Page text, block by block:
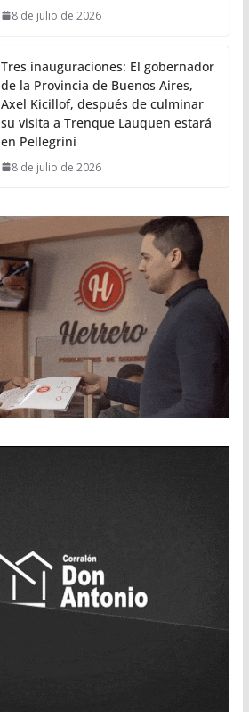
8 de julio de 2026
Tres inauguraciones: El gobernador
de la Provincia de Buenos Aires,
Axel Kicillof, después de culminar
su visita a Trenque Lauquen estará
en Pellegrini
8 de julio de 2026